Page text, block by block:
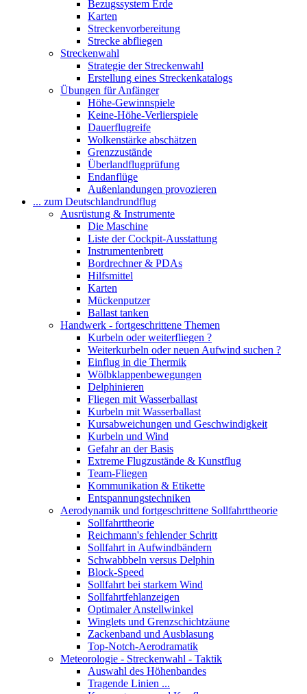
Bezugssystem Erde
Karten
Streckenvorbereitung
Strecke abfliegen
Streckenwahl
Strategie der Streckenwahl
Erstellung eines Streckenkatalogs
Übungen für Anfänger
Höhe-Gewinnspiele
Keine-Höhe-Verlierspiele
Dauerflugreife
Wolkenstärke abschätzen
Grenzzustände
Überlandflugprüfung
Endanflüge
Außenlandungen provozieren
... zum Deutschlandrundflug
Ausrüstung & Instrumente
Die Maschine
Liste der Cockpit-Ausstattung
Instrumentenbrett
Bordrechner & PDAs
Hilfsmittel
Karten
Mückenputzer
Ballast tanken
Handwerk - fortgeschrittene Themen
Kurbeln oder weiterfliegen ?
Weiterkurbeln oder neuen Aufwind suchen ?
Einflug in die Thermik
Wölbklappenbewegungen
Delphinieren
Fliegen mit Wasserballast
Kurbeln mit Wasserballast
Kursabweichungen und Geschwindigkeit
Kurbeln und Wind
Gefahr an der Basis
Extreme Flugzustände & Kunstflug
Team-Fliegen
Kommunikation & Etikette
Entspannungstechniken
Aerodynamik und fortgeschrittene Sollfahrttheorie
Sollfahrttheorie
Reichmann's fehlender Schritt
Sollfahrt in Aufwindbändern
Schwabbbeln versus Delphin
Block-Speed
Sollfahrt bei starkem Wind
Sollfahrtfehlanzeigen
Optimaler Anstellwinkel
Winglets und Grenzschichtzäune
Zackenband und Ausblasung
Top-Notch-Aerodramatik
Meteorologie - Streckenwahl - Taktik
Auswahl des Höhenbandes
Tragende Linien ...